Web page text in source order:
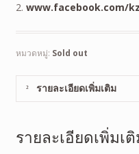
2. www.facebook.com/
หมวดหมู่: Sold out
รายละเอียดเพิ่มเติม
รายละเอียดเพิ่มเ